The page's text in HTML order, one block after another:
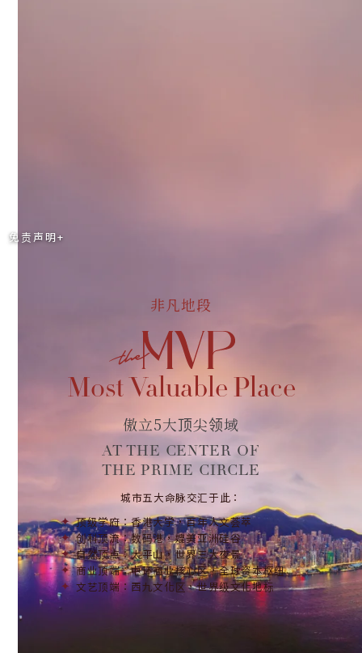
免责声明+
非凡地段
Most Valuable Place
傲立5大顶尖领域
AT THE CENTER OF
THE PRIME CIRCLE
城市五大命脉交汇于此：
顶级学府：香港大学，百年人文荟萃
创科顶流：数码港，媲美亚洲硅谷
自然顶点：太平山，世界三大夜景
商业顶端：中环商业核心区，全球资本枢纽
文艺顶端：西九文化区，世界级文化地标